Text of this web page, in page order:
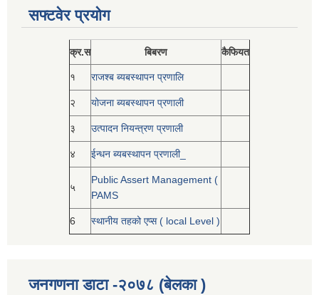
सफ्टवेर प्रयोग
क्र.स बिबरण कैफियत
१ राजश्ब ब्यबस्थापन प्रणालि
२ योजना ब्यबस्थापन प्रणाली
३ उत्पादन नियन्त्रण प्रणाली
४ ईन्धन ब्यबस्थापन प्रणाली_
५
Public Assert Management (
PAMS
6 स्थानीय तहको एप्स ( local Level )
जनगणना डाटा -२०७८ (बेलका )